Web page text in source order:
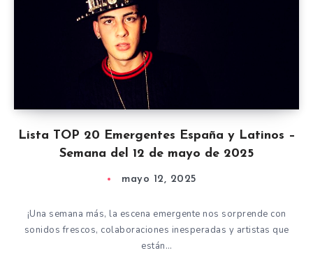
Lista TOP 20 Emergentes España y Latinos –
Semana del 12 de mayo de 2025
mayo 12, 2025
¡Una semana más, la escena emergente nos sorprende con
sonidos frescos, colaboraciones inesperadas y artistas que
están…